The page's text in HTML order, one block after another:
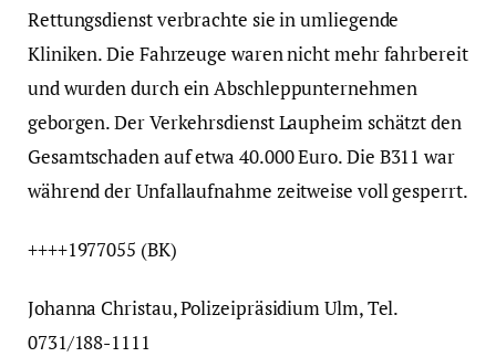
Rettungsdienst verbrachte sie in umliegende
Kliniken. Die Fahrzeuge waren nicht mehr fahrbereit
und wurden durch ein Abschleppunternehmen
geborgen. Der Verkehrsdienst Laupheim schätzt den
Gesamtschaden auf etwa 40.000 Euro. Die B311 war
während der Unfallaufnahme zeitweise voll gesperrt.
++++1977055 (BK)
Johanna Christau, Polizeipräsidium Ulm, Tel.
0731/188-1111